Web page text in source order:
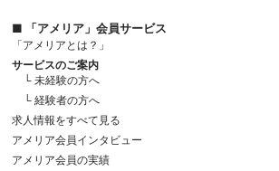
■ 「アメリア」会員サービス
「アメリアとは？」
サービスのご案内
└ 未経験の方へ
└ 経験者の方へ
求人情報をすべて見る
アメリア会員インタビュー
アメリア会員の実績